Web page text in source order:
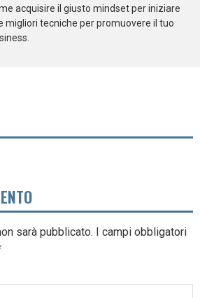
acquisire il giusto mindset per iniziare
migliori tecniche per promuovere il tuo
sarà pubblicato. I campi obbligatori